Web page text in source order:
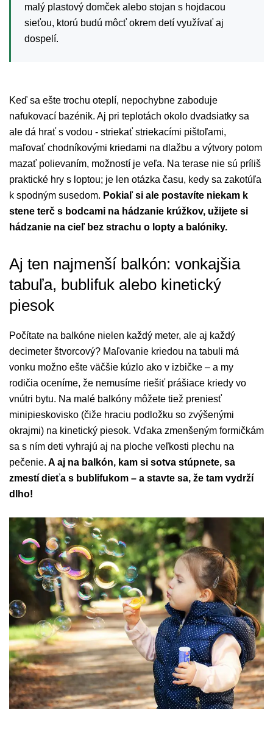
malý plastový domček alebo stojan s hojdacou
sieťou, ktorú budú môcť okrem detí využívať aj
dospelí.
Keď sa ešte trochu oteplí, nepochybne zaboduje
nafukovací bazénik. Aj pri teplotách okolo dvadsiatky sa
ale dá hrať s vodou - striekať striekacími pištoľami,
maľovať chodníkovými kriedami na dlažbu a výtvory potom
mazať polievaním, možností je veľa. Na terase nie sú príliš
praktické hry s loptou; je len otázka času, kedy sa zakotúľa
k spodným susedom. Pokiaľ si ale postavíte niekam k
stene terč s bodcami na hádzanie krúžkov, užijete si
hádzanie na cieľ bez strachu o lopty a balóniky.
Aj ten najmenší balkón: vonkajšia
tabuľa, bublifuk alebo kinetický
piesok
Počítate na balkóne nielen každý meter, ale aj každý
decimeter štvorcový? Maľovanie kriedou na tabuli má
vonku možno ešte väčšie kúzlo ako v izbičke – a my
rodičia oceníme, že nemusíme riešiť prášiace kriedy vo
vnútri bytu. Na malé balkóny môžete tiež preniesť
minipieskovisko (čiže hraciu podložku so zvýšenými
okrajmi) na kinetický piesok. Vďaka zmenšeným formičkám
sa s ním deti vyhrajú aj na ploche veľkosti plechu na
pečenie. A aj na balkón, kam si sotva stúpnete, sa
zmestí dieťa s bublifukom – a stavte sa, že tam vydrží
dlho!